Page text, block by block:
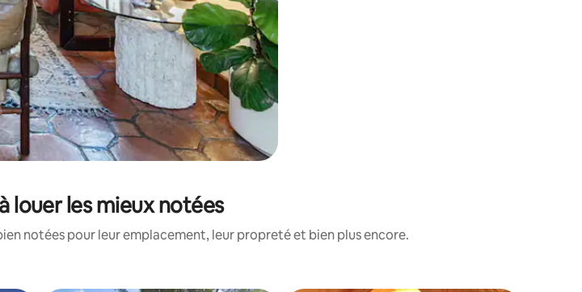
louer les mieux notées
notées pour leur emplacement, leur propreté et bien plus encore.